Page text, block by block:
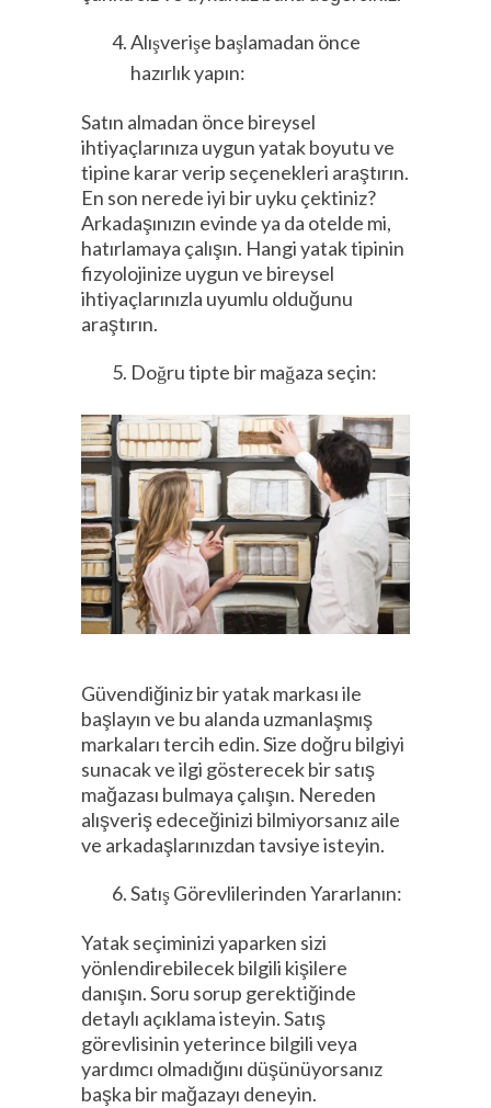
Alışverişe başlamadan önce
hazırlık yapın:
Satın almadan önce bireysel
ihtiyaçlarınıza uygun yatak boyutu ve
tipine karar verip seçenekleri araştırın.
En son nerede iyi bir uyku çektiniz?
Arkadaşınızın evinde ya da otelde mi,
hatırlamaya çalışın. Hangi yatak tipinin
fizyolojinize uygun ve bireysel
ihtiyaçlarınızla uyumlu olduğunu
araştırın.
Doğru tipte bir mağaza seçin:
Güvendiğiniz bir yatak markası ile
başlayın ve bu alanda uzmanlaşmış
markaları tercih edin. Size doğru bilgiyi
sunacak ve ilgi gösterecek bir satış
mağazası bulmaya çalışın. Nereden
alışveriş edeceğinizi bilmiyorsanız aile
ve arkadaşlarınızdan tavsiye isteyin.
Satış Görevlilerinden Yararlanın:
Yatak seçiminizi yaparken sizi
yönlendirebilecek bilgili kişilere
danışın. Soru sorup gerektiğinde
detaylı açıklama isteyin. Satış
görevlisinin yeterince bilgili veya
yardımcı olmadığını düşünüyorsanız
başka bir mağazayı deneyin.